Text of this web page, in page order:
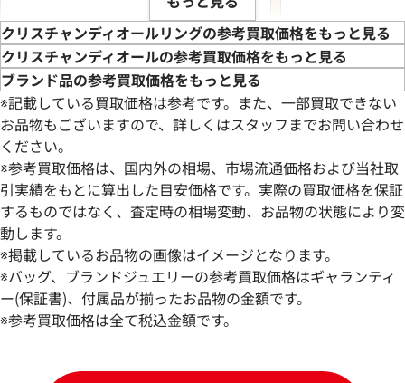
ディオール リング
参考買取価格
80,000円
2025年11月17日時点
ディオール リング
参考買取価格
58,000
クリスチャンディオールリングの参考買取価格をもっと見る
クリスチャンディオールの参考買取価格をもっと見る
ブランド品の参考買取価格をもっと見る
※記載している買取価格は参考です。また、一部買取できない
お品物もございますので、詳しくはスタッフまでお問い合わせ
ください。
※参考買取価格は、国内外の相場、市場流通価格および当社取
引実績をもとに算出した目安価格です。実際の買取価格を保証
するものではなく、査定時の相場変動、お品物の状態により変
動します。
※掲載しているお品物の画像はイメージとなります。
※バッグ、ブランドジュエリーの参考買取価格はギャランティ
ー(保証書)、付属品が揃ったお品物の金額です。
※参考買取価格は全て税込金額です。